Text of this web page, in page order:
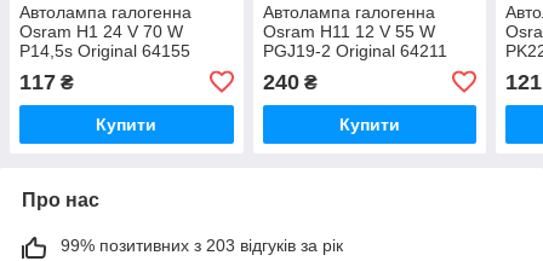
Автолампа галогенна
Osram H1 24 V 70 W
P14,5s Original 64155
117 ₴
Купити
Автолампа галогенна
Osram H11 12 V 55 W
PGJ19-2 Original 64211
240₴
Купити
121
Про нас
99% позитивних з 203 відгуків за рік